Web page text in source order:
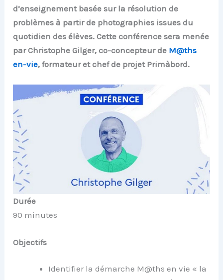
d’enseignement basée sur la résolution de
problèmes à partir de photographies issues du
quotidien des élèves. Cette conférence sera menée
par ChristopheGilger,co-concepteurde M@ths
en-vie, formateur et chef de projet Primàbord.
Durée
90 minutes
Objectifs
Identifier la démarche M@ths en vie « la